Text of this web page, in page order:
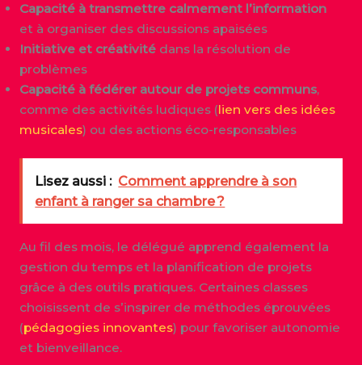
Capacité à transmettre calmement l’information
et à organiser des discussions apaisées
Initiative et créativitédans la résolution de
problèmes
Capacité à fédérer autour de projets communs,
comme des activités ludiques (lien vers des idées
musicales) ou des actions éco-responsables
Lisez aussi : Comment apprendre à son
enfant à ranger sa chambre ?
Au fil des mois, le délégué apprend également la
gestion du temps et la planification de projets
grâce à des outils pratiques. Certaines classes
choisissent de s’inspirer de méthodes éprouvées
(pédagogies innovantes) pour favoriser autonomie
et bienveillance.